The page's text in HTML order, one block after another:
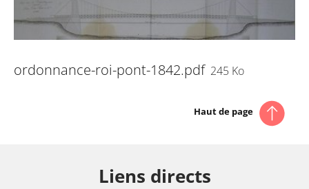
ordonnance-roi-pont-1842.pdf 245 Ko
Haut de page
Liens directs